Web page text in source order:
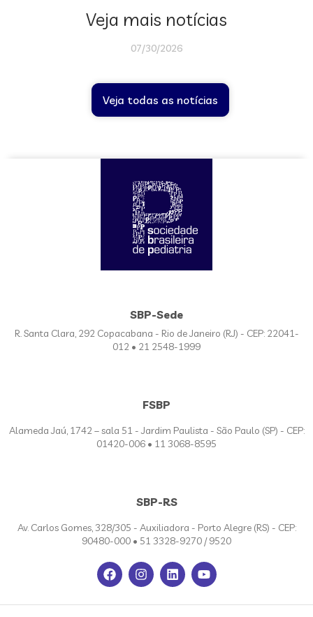
Veja mais notícias
07/30/2026
Veja todas as notícias
SBP-Sede
R. Santa Clara, 292 Copacabana - Rio de Janeiro (RJ) - CEP: 22041-
012 • 21 2548-1999
FSBP
Alameda Jaú, 1742 – sala 51 - Jardim Paulista - São Paulo (SP) - CEP:
01420-006 • 11 3068-8595
SBP-RS
Av. Carlos Gomes, 328/305 - Auxiliadora - Porto Alegre (RS) - CEP:
90480-000 • 51 3328-9270 / 9520